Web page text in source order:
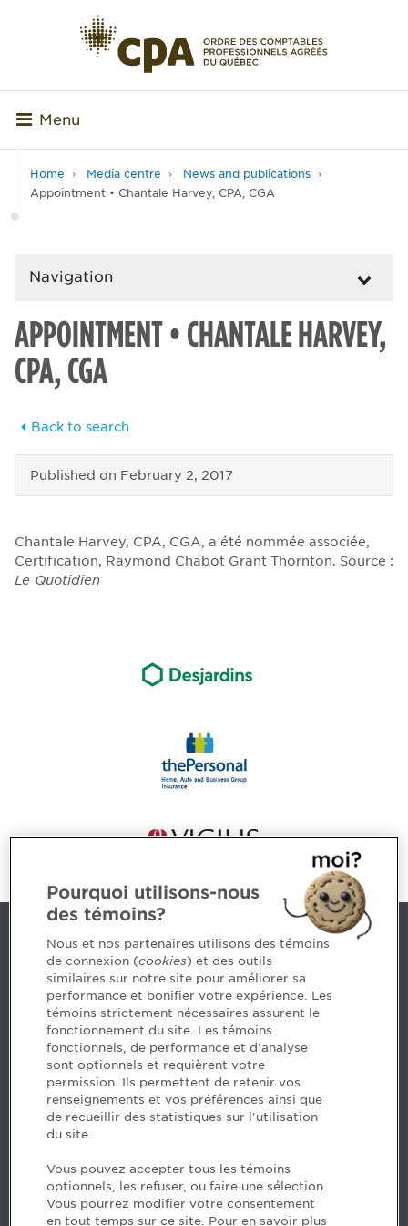
Menu
Home Media centre
News and publications
Appointment • Chantale Harvey, CPA, CGA
Navigation
APPOINTMENT • CHANTALE HARVEY,
CPA, CGA
Back to search
Published on February 2, 2017
Chantale Harvey, CPA, CGA, a été nommée associée,
Certification, Raymond Chabot Grant Thornton. Source :
Le Quotidien
Contact us
5, Place Ville Marie, bureau 800, Montréal (Québec)
H3B 2G2
www.cpaquebec.ca
Questions? Ask our team >
Want to make the Order a part of your career? See
our job offers >
Facebook - Devenir CPA
Instagram
LinkedIn - CPA
Pourquoi utilisons-nous
des témoins?
Nous et nos partenaires utilisons des témoins
de connexion (cookies) et des outils
similaires sur notre site pour améliorer sa
performance et bonifier votre expérience. Les
témoins strictement nécessaires assurent le
fonctionnement du site. Les témoins
fonctionnels, de performance et d'analyse
sont optionnels et requièrent votre
permission. Ils permettent de retenir vos
renseignements et vos préférences ainsi que
de recueillir des statistiques sur l'utilisation
du site.
Vous pouvez accepter tous les témoins
optionnels, les refuser, ou faire une sélection.
Vous pourrez modifier votre consentement
en tout temps sur ce site. Pour en savoir plus